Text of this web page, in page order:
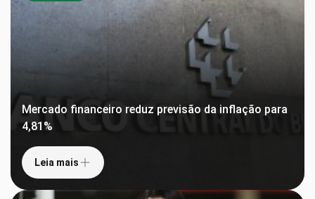
Mercado financeiro reduz previsão da inflação para
4,81%
Leia mais